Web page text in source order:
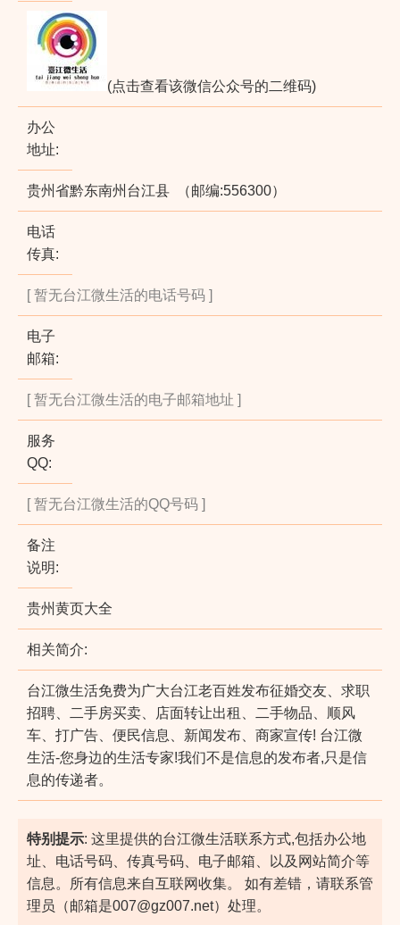
(点击查看该微信公众号的二维码)
办公
地址:
贵州省黔东南州台江县 （邮编:556300）
电话
传真:
[ 暂无台江微生活的电话号码 ]
电子
邮箱:
[ 暂无台江微生活的电子邮箱地址 ]
服务
QQ:
[ 暂无台江微生活的QQ号码 ]
备注
说明:
贵州黄页大全
相关简介:
台江微生活免费为广大台江老百姓发布征婚交友、求职
招聘、二手房买卖、店面转让出租、二手物品、顺风
车、打广告、便民信息、新闻发布、商家宣传! 台江微
生活-您身边的生活专家!我们不是信息的发布者,只是信
息的传递者。
特别提示: 这里提供的台江微生活联系方式,包括办公地
址、电话号码、传真号码、电子邮箱、以及网站简介等
信息。所有信息来自互联网收集。 如有差错，请联系管
理员（邮箱是007@gz007.net）处理。